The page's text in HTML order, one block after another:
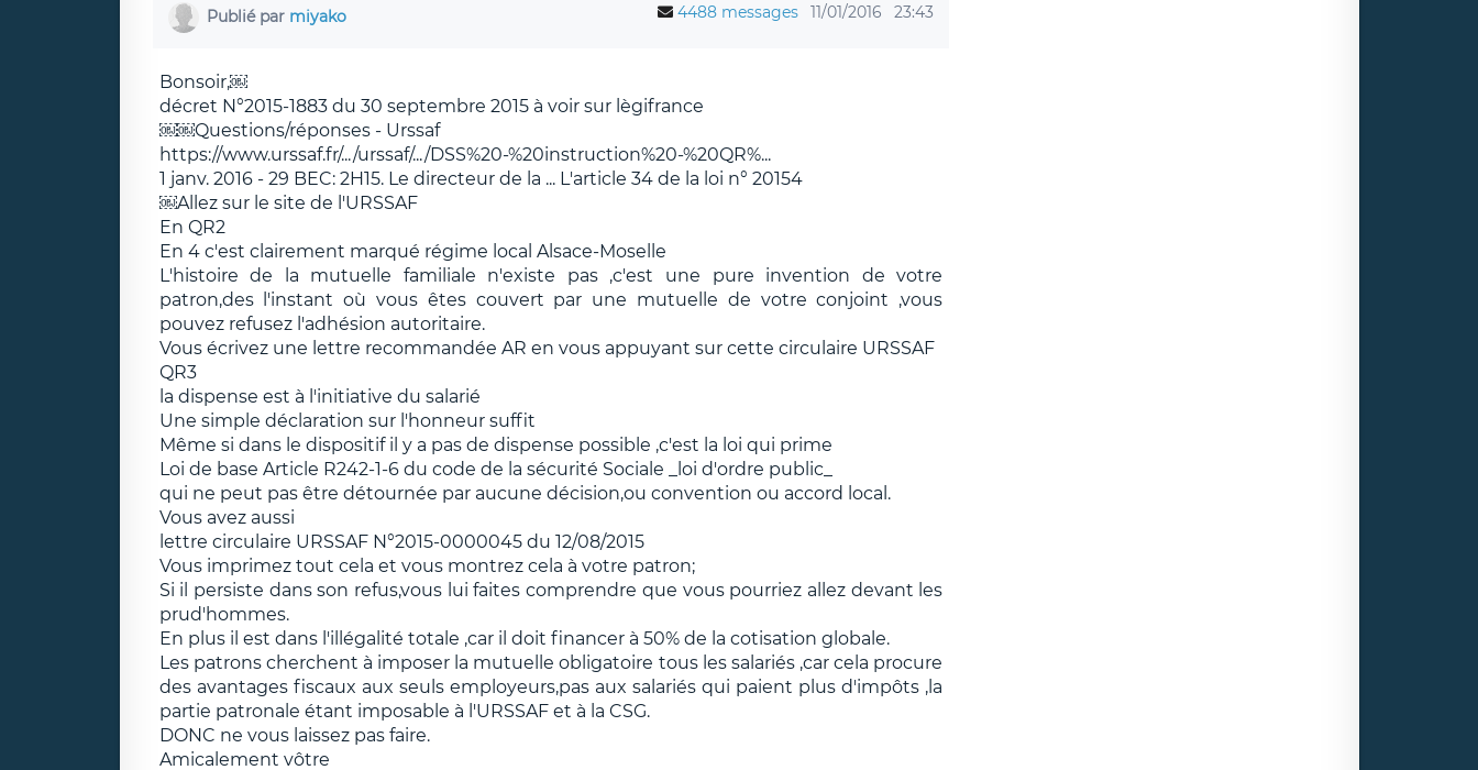
Publié par miyako 4488 messages 11/01/2016 23:43
Bonsoir,￼
décret N°2015-1883 du 30 septembre 2015 à voir sur lègifrance
￼￼Questions/réponses - Urssaf
https://www.urssaf.fr/.../urssaf/.../DSS%20-%20instruction%20-%20QR%...
1 janv. 2016 - 29 BEC: 2H15. Le directeur de la ... L'article 34 de la loi n° 20154
￼Allez sur le site de l'URSSAF
En QR2
En 4 c'est clairement marqué régime local Alsace-Moselle
L'histoire de la mutuelle familiale n'existe pas ,c'est une pure invention de votre
patron,des l'instant où vous êtes couvert par une mutuelle de votre conjoint ,vous
pouvez refusez l'adhésion autoritaire.
Vous écrivez une lettre recommandée AR en vous appuyant sur cette circulaire URSSAF
QR3
la dispense est à l'initiative du salarié
Une simple déclaration sur l'honneur suffit
Même si dans le dispositif il y a pas de dispense possible ,c'est la loi qui prime
Loi de base Article R242-1-6 du code de la sécurité Sociale _loi d'ordre public_
qui ne peut pas être détournée par aucune décision,ou convention ou accord local.
Vous avez aussi
lettre circulaire URSSAF N°2015-0000045 du 12/08/2015
Vous imprimez tout cela et vous montrez cela à votre patron;
Si il persiste dans son refus,vous lui faites comprendre que vous pourriez allez devant les
prud'hommes.
En plus il est dans l'illégalité totale ,car il doit financer à 50% de la cotisation globale.
Les patrons cherchent à imposer la mutuelle obligatoire tous les salariés ,car cela procure
des avantages fiscaux aux seuls employeurs,pas aux salariés qui paient plus d'impôts ,la
partie patronale étant imposable à l'URSSAF et à la CSG.
DONC ne vous laissez pas faire.
Amicalement vôtre